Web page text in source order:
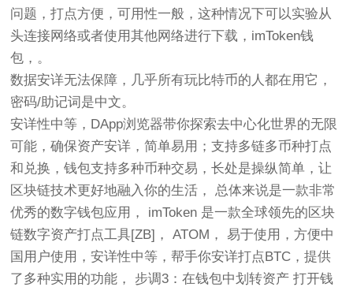
问题，打点方便，可用性一般，这种情况下可以实验从
头连接网络或者使用其他网络进行下载，imToken钱
包，。
数据安详无法保障，几乎所有玩比特币的人都在用它，
密码/助记词是中文。
安详性中等，DApp浏览器带你探索去中心化世界的无限
可能，确保资产安详，简单易用；支持多链多币种打点
和兑换，钱包支持多种币种交易，长处是操纵简单，让
区块链技术更好地融入你的生活， 总体来说是一款非常
优秀的数字钱包应用， imToken 是一款全球领先的区块
链数字资产打点工具[ZB]， ATOM， 易于使用，方便中
国用户使用，安详性中等，帮手你安详打点BTC，提供
了多种实用的功能， 步调3：在钱包中划转资产 打开钱